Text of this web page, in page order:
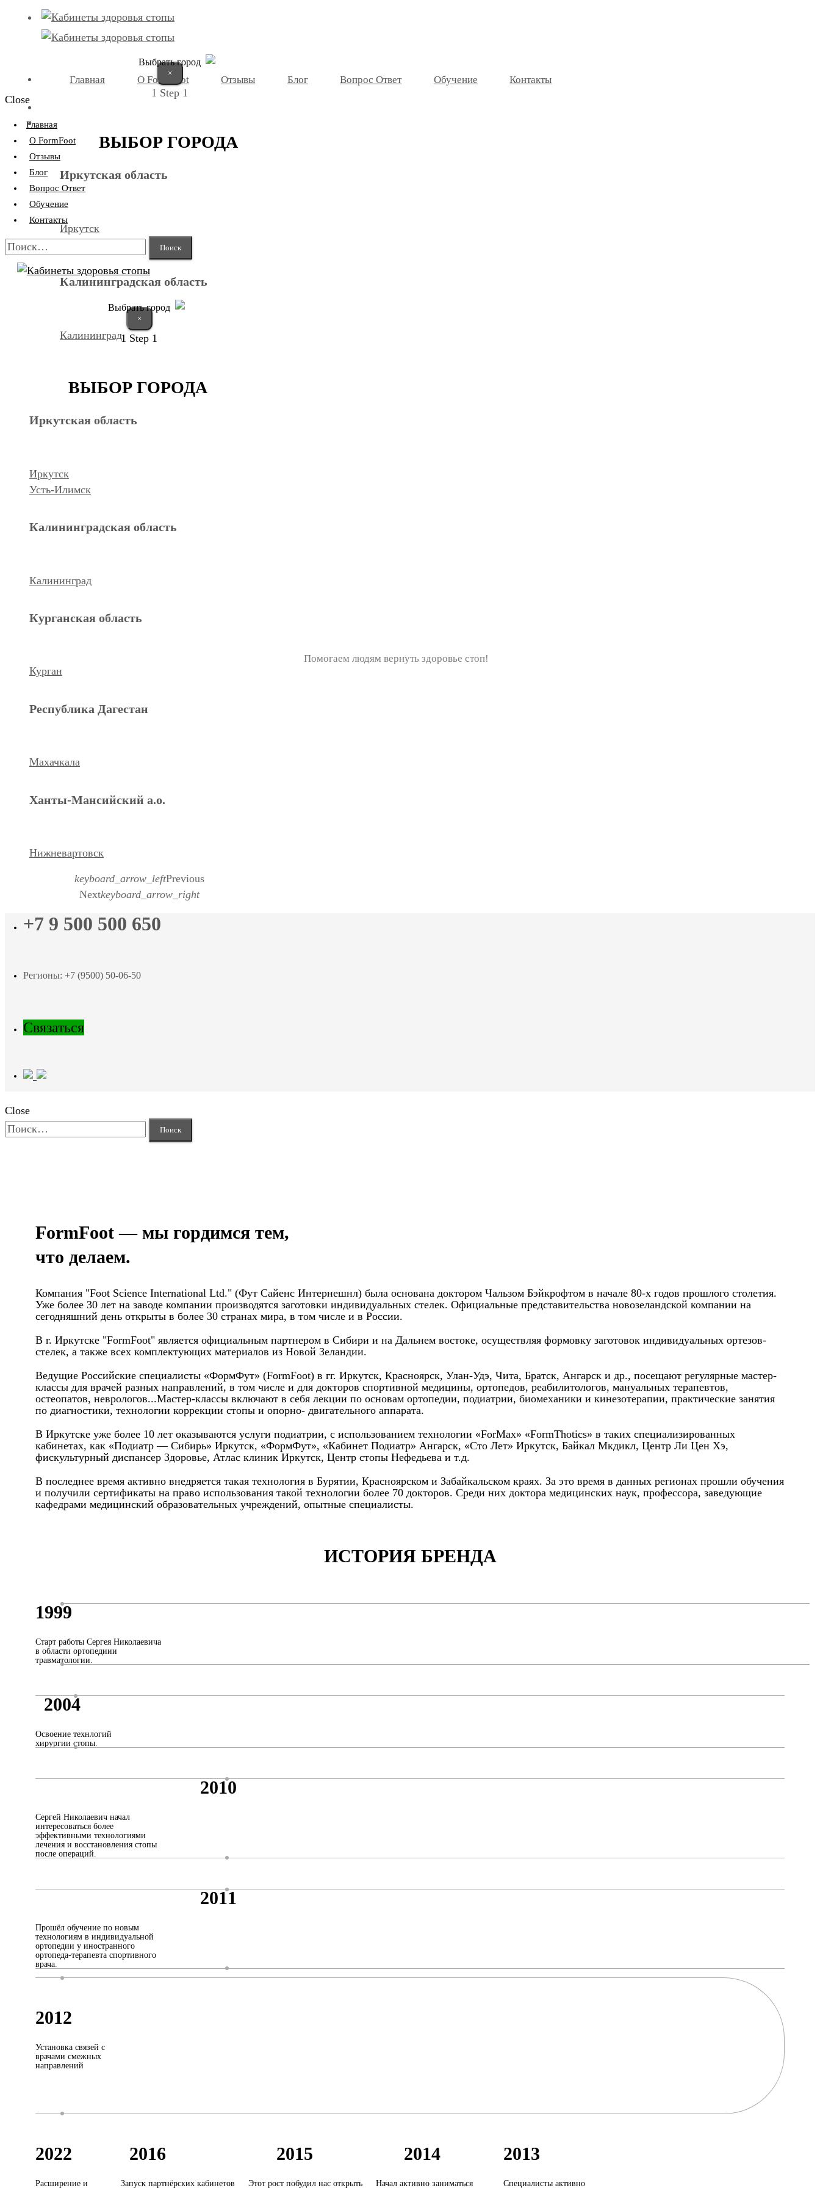
Выбрать город
×
1 Step 1
ВЫБОР ГОРОДА
Иркутская область
Иркутск
Калининградская область
Калининград
Курган
Помогаем людям вернуть здоровье стоп!
Главная О FormFoot Отзывы Блог Вопрос Ответ Обучение Контакты
Close
Главная
О FormFoot
Отзывы
Блог
Вопрос Ответ
Обучение
Контакты
Найти:
Выбрать город
×
1 Step 1
ВЫБОР ГОРОДА
Иркутская область
Иркутск
Усть-Илимск
Калининградская область
Калининград
Курганская область
Курган
Республика Дагестан
Махачкала
Ханты-Мансийский а.о.
Нижневартовск
keyboard_arrow_leftPrevious
Nextkeyboard_arrow_right
+7 9 500 500 650
Регионы: +7 (9500) 50-06-50
Связаться
Close
Найти:
FormFoot — мы гордимся тем,
что делаем.
Компания "Foot Science International Ltd." (Фут Сайенс Интернешнл) была основана доктором Чальзом Бэйкрофтом в начале 80-х годов прошлого столетия.
Уже более 30 лет на заводе компании производятся заготовки индивидуальных стелек. Официальные представительства новозеландской компании на
сегодняшний день открыты в более 30 странах мира, в том числе и в России.
В г. Иркутске "FormFoot" является официальным партнером в Сибири и на Дальнем востоке, осуществляя формовку заготовок индивидуальных ортезов-
стелек, а также всех комплектующих материалов из Новой Зеландии.
Ведущие Российские специалисты «ФормФут» (FormFoot) в гг. Иркутск, Красноярск, Улан-Удэ, Чита, Братск, Ангарск и др., посещают регулярные мастер-
классы для врачей разных направлений, в том числе и для докторов спортивной медицины, ортопедов, реабилитологов, мануальных терапевтов,
остеопатов, неврологов...Мастер-классы включают в себя лекции по основам ортопедии, подиатрии, биомеханики и кинезотерапии, практические занятия
по диагностики, технологии коррекции стопы и опорно- двигательного аппарата.
В Иркутске уже более 10 лет оказываются услуги подиатрии, с использованием технологии «ForMax» «FormThotics» в таких специализированных
кабинетах, как «Подиатр — Сибирь» Иркутск, «ФормФут», «Кабинет Подиатр» Ангарск, «Сто Лет» Иркутск, Байкал Мкдикл, Центр Ли Цен Хэ,
фискультурный диспансер Здоровье, Атлас клиник Иркутск, Центр стопы Нефедьева и т.д.
В последнее время активно внедряется такая технология в Бурятии, Красноярском и Забайкальском краях. За это время в данных регионах прошли обучения
и получили сертификаты на право использования такой технологии более 70 докторов. Среди них доктора медицинских наук, профессора, заведующие
кафедрами медицинский образовательных учреждений, опытные специалисты.
ИСТОРИЯ БРЕНДА
1999
Старт работы Сергея Николаевича
в области ортопедиии
травматологии.
2004
Освоение технлогий
хирургии стопы.
2010
Сергей Николаевич начал
интересоваться более
эффективными технологиями
лечения и восстановления стопы
после операций.
2011
Прошёл обучение по новым
технологиям в индивидуальной
ортопедии у иностранного
ортопеда-терапевта спортивного
врача.
2012
Установка связей с
врачами смежных
направлений
2022
Расширение и
2016
Запуск партнёрских кабинетов
2015
Этот рост побудил нас открыть
2014
Начал активно заниматься
2013
Специалисты активно